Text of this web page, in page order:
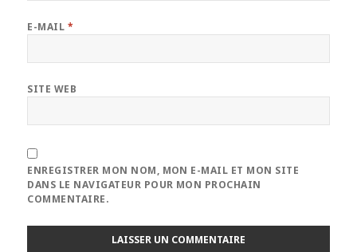
E-MAIL *
SITE WEB
ENREGISTRER MON NOM, MON E-MAIL ET MON SITE
DANS LE NAVIGATEUR POUR MON PROCHAIN
COMMENTAIRE.